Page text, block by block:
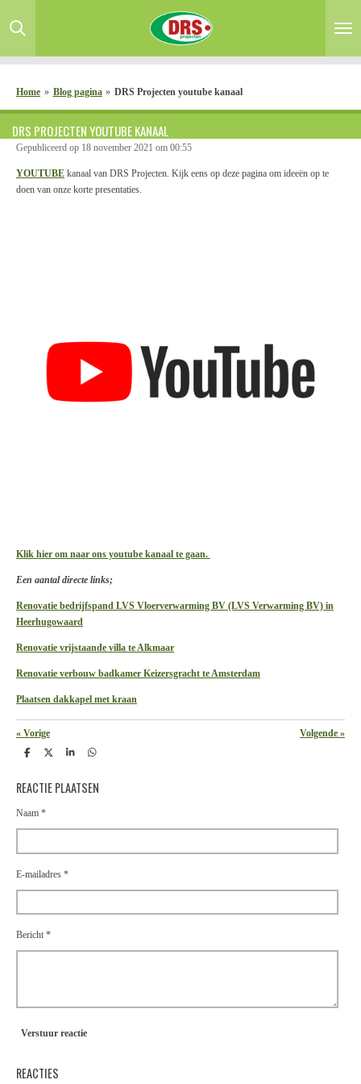
direct
de
Home » Blog pagina » DRS Projecten youtube kanaal
DRS PROJECTEN YOUTUBE KANAAL
Gepubliceerd op 18 november 2021 om 00:55
YOUTUBE kanaal van DRS Projecten. Kijk eens op deze pagina om ideeën op te
doen van onze korte presentaties.
Klik hier om naar ons youtube kanaal te gaan.
Een aantal directe links;
Renovatie bedrijfspand LVS Vloerverwarming BV (LVS Verwarming BV) in
Heerhugowaard
Renovatie vrijstaande villa te Alkmaar
Renovatie verbouw badkamer Keizersgracht te Amsterdam
Plaatsen dakkapel met kraan
« Vorige Volgende »
D
e
n
D
l
S
r
e
D
e
n
REACTIE PLAATSEN
Naam *
E-mailadres *
Bericht *
Verstuur reactie
REACTIES